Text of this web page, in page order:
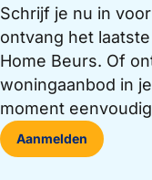
Schrijf je nu in
ontvang het
Home Beurs. Of
woningaanbod in
moment
Aanmelden